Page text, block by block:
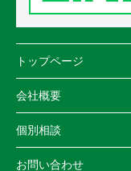
トップページ
会社概要
個別相談
お問い合わせ